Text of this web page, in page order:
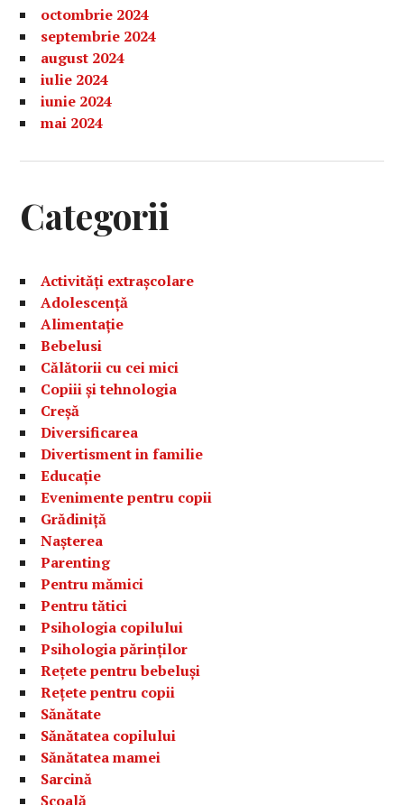
octombrie 2024
septembrie 2024
august 2024
iulie 2024
iunie 2024
mai 2024
Categorii
Activități extrașcolare
Adolescență
Alimentație
Bebelusi
Călătorii cu cei mici
Copiii și tehnologia
Creșă
Diversificarea
Divertisment in familie
Educație
Evenimente pentru copii
Grădiniță
Nașterea
Parenting
Pentru mămici
Pentru tătici
Psihologia copilului
Psihologia părinților
Rețete pentru bebeluși
Rețete pentru copii
Sănătate
Sănătatea copilului
Sănătatea mamei
Sarcină
Școală